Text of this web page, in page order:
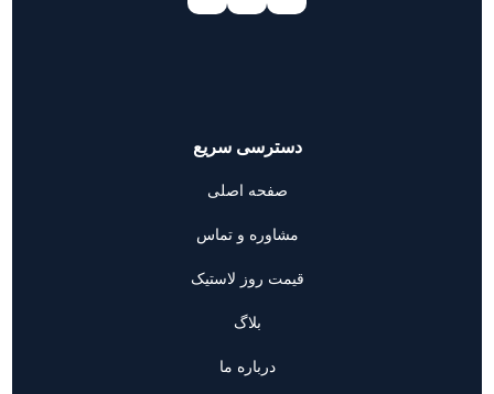
دسترسی سریع
صفحه اصلی
مشاوره و تماس
قیمت روز لاستیک
بلاگ
درباره ما